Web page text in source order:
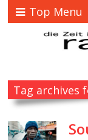
Top Menu
Tag archives